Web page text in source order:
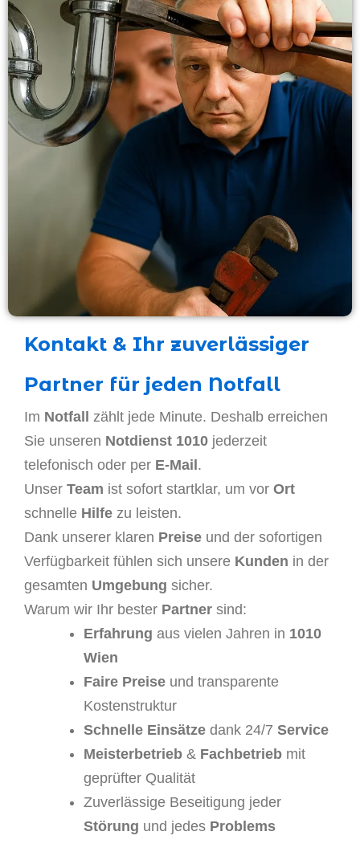
Kontakt & Ihr zuverlässiger
Partner für jeden Notfall
Im Notfall
zählt jede Minute. Deshalb erreichen
Sie unseren Notdienst 1010 jederzeit
telefonisch oder per E-Mail .
Unser Team ist sofort startklar, um vor Ort
schnelle Hilfe zu leisten.
Dank unserer klaren Preise und der sofortigen
Verfügbarkeit fühlen sich unsere Kunden in der
gesamten Umgebung sicher.
Warum wir Ihr bester Partner sind:
Erfahrung aus vielen Jahren in 1010
Wien
Faire Preise und transparente
Kostenstruktur
Schnelle Einsätze dank 24/7 Service
Meisterbetrieb & Fachbetrieb mit
geprüfter Qualität
Zuverlässige Beseitigung jeder
Störung und jedes Problems